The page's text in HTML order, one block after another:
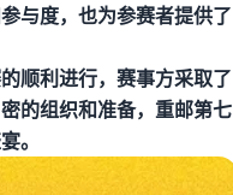
与度，也为参赛者提供了
顺利进行，赛事方采取了
的组织和准备，重邮第七
。